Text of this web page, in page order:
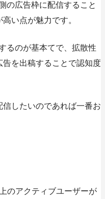
の広告枠に配信すること
い点が魅力です。
るのが基本てで、拡散性
を出稿することで認知度
したいのであれば一番お
のアクティブユーザーが